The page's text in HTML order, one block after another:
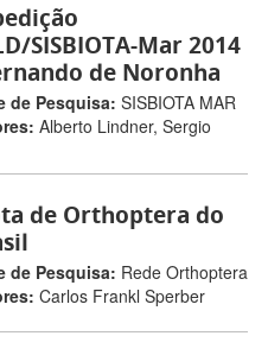
SISBIOTA-Mar 2014
de Noronha
de Pesquisa: SISBIOTA MAR
Alberto Lindner, Sergio
de Orthoptera do
de Pesquisa: Rede Orthoptera
Carlos Frankl Sperber